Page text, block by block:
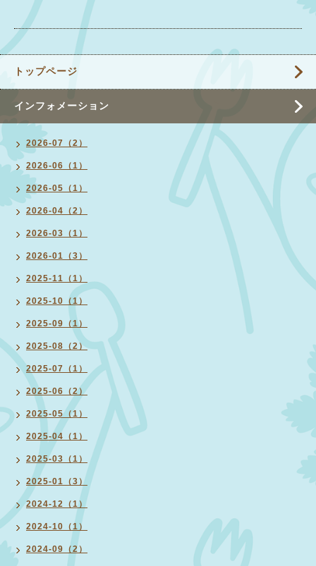
トップページ
インフォメーション
2026-07（2）
2026-06（1）
2026-05（1）
2026-04（2）
2026-03（1）
2026-01（3）
2025-11（1）
2025-10（1）
2025-09（1）
2025-08（2）
2025-07（1）
2025-06（2）
2025-05（1）
2025-04（1）
2025-03（1）
2025-01（3）
2024-12（1）
2024-10（1）
2024-09（2）